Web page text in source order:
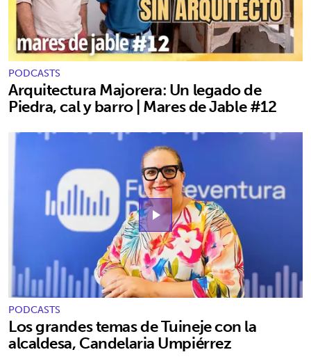
PODCASTS
Arquitectura Majorera: Un legado de
Piedra, cal y barro | Mares de Jable #12
play_arrow
PODCASTS
Los grandes temas de Tuineje con la
alcaldesa, Candelaria Umpiérrez